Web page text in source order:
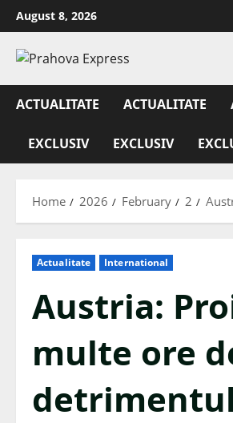
August 8, 2026
ACTUALITATE ACTUALITATE
EXCLUSIV EXCLUSIV
Home 2026 February 2
Actualitate International
Austria:
multe ore